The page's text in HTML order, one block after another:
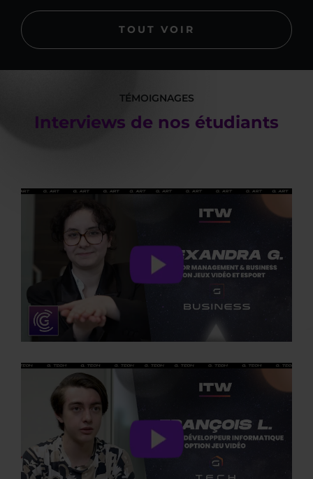
TOUT VOIR
TÉMOIGNAGES
Interviews de nos étudiants